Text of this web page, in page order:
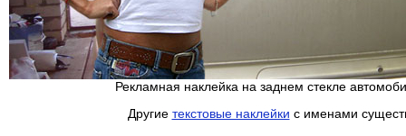
Рекламная наклейка на заднем стекле
Другие текстовые наклейки с именами